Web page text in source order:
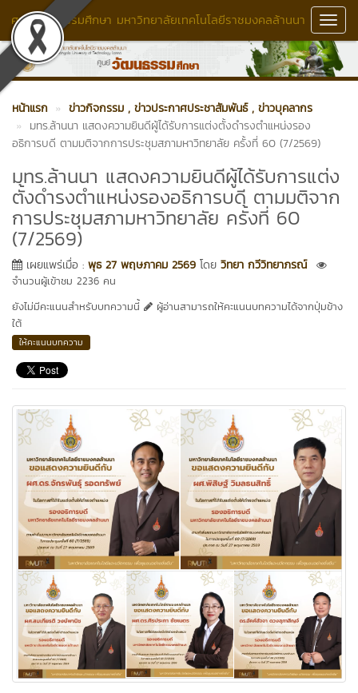
ศูนย์วัฒนธรรมศึกษา มหาวิทยาลัยเทคโนโลยีราชมงคลล้านนา
หน้าแรก ข่าวกิจกรรม , ข่าวประกาศประชาสัมพันธ์ , ข่าวบุคลากร
มทร.ล้านนา แสดงความยินดีผู้ได้รับการแต่งตั้งดำรงตำแหน่งรอง
อธิการบดี ตามมติจากการประชุมสภามหาวิทยาลัย ครั้งที่ 60 (7/2569)
มทร.ล้านนา แสดงความยินดีผู้ได้รับการแต่ง
ตั้งดำรงตำแหน่งรองอธิการบดี ตามมติจาก
การประชุมสภามหาวิทยาลัย ครั้งที่ 60
(7/2569)
เผยแพร่เมื่อ : พุธ 27 พฤษภาคม 2569 โดย วิทยา กวีวิทยาภรณ์
จำนวนผู้เข้าชม 2236 คน
ยังไม่มีคะแนนสำหรับบทความนี้
ผู้อ่านสามารถให้คะแนนบทความได้จากปุ่มข้าง
ใต้
ให้คะแนนบทความ